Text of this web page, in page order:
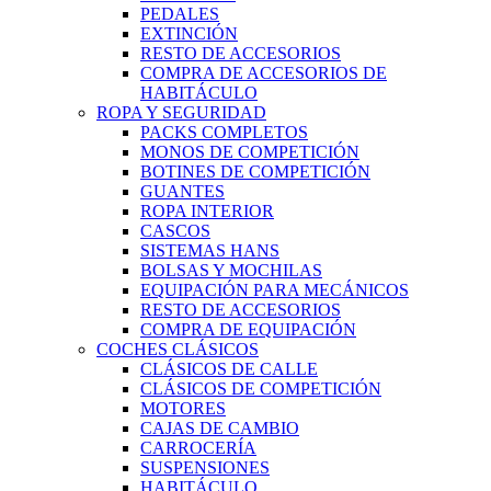
PEDALES
EXTINCIÓN
RESTO DE ACCESORIOS
COMPRA DE ACCESORIOS DE
HABITÁCULO
ROPA Y SEGURIDAD
PACKS COMPLETOS
MONOS DE COMPETICIÓN
BOTINES DE COMPETICIÓN
GUANTES
ROPA INTERIOR
CASCOS
SISTEMAS HANS
BOLSAS Y MOCHILAS
EQUIPACIÓN PARA MECÁNICOS
RESTO DE ACCESORIOS
COMPRA DE EQUIPACIÓN
COCHES CLÁSICOS
CLÁSICOS DE CALLE
CLÁSICOS DE COMPETICIÓN
MOTORES
CAJAS DE CAMBIO
CARROCERÍA
SUSPENSIONES
HABITÁCULO